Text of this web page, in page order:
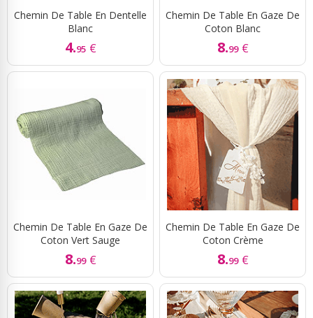
Chemin De Table En Dentelle
Blanc
4.95 €
Chemin De Table En Gaze De
Coton Blanc
8.99 €
Chemin De Table En Gaze De
Coton Vert Sauge
8.99 €
Chemin De Table En Gaze De
Coton Crème
8.99 €